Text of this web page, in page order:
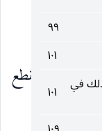
٩٩
١٠١
في ١٠١
فقيل بان القطع